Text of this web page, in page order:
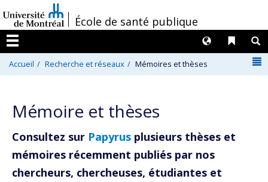
au
contenu
/École de santé publique
Menu
Liens
Langues
Accueil Recherche et réseaux Mémoires et thèses
Mémoire et thèses
Consultez sur Papyrus plusieurs thèses et
mémoires récemment publiés par nos
chercheurs, chercheuses, étudiantes et